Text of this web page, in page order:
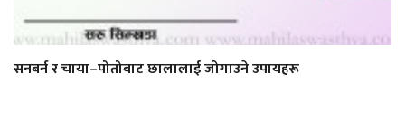
सनबर्न र चाया–पोतोबाट छालालाई जोगाउने उपायहरू